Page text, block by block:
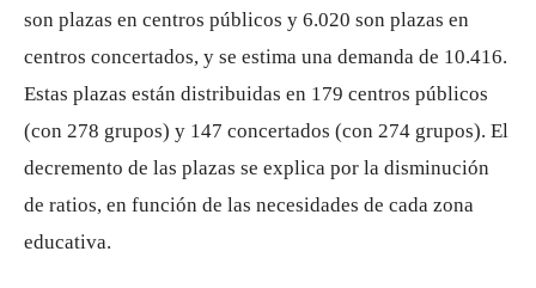
son plazas en centros públicos y 6.020 son plazas en
centros concertados, y se estima una demanda de 10.416.
Estas plazas están distribuidas en 179 centros públicos
(con 278 grupos) y 147 concertados (con 274 grupos). El
decremento de las plazas se explica por la disminución
de ratios, en función de las necesidades de cada zona
educativa.